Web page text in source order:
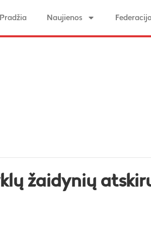
Pradžia Naujienos Federacija
žaidynių